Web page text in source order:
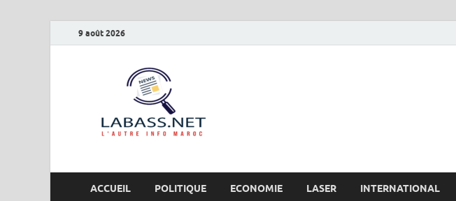
9 août 2026
ACCUEIL POLITIQUE ECONOMIE LASER INTERNATIONAL